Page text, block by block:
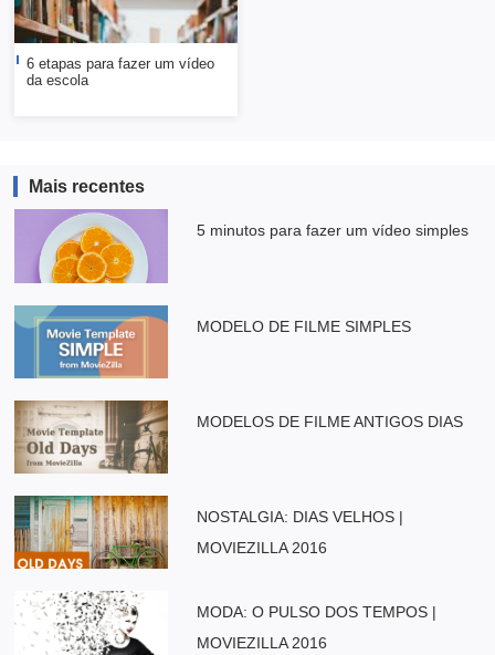
6 etapas para fazer um vídeo
da escola
Mais recentes
5 minutos para fazer um vídeo simples
MODELO DE FILME SIMPLES
MODELOS DE FILME ANTIGOS DIAS
NOSTALGIA: DIAS VELHOS |
MOVIEZILLA 2016
MODA: O PULSO DOS TEMPOS |
MOVIEZILLA 2016